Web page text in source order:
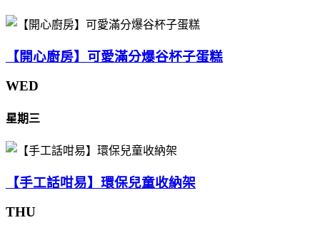
【開心廚房】可愛滿分爆谷杯子蛋糕
WED
星期三
【手工話咁易】環保兒童收納架
THU